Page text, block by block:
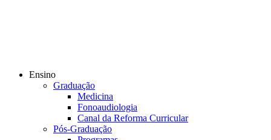
Ensino
Graduação
Medicina
Fonoaudiologia
Canal da Reforma Curricular
Pós-Graduação